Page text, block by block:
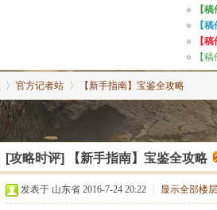
【
【
【
【
官方记者站
›
【新手指南】宝鉴全攻略
[攻略时评] 【新手指南】宝鉴全攻略
发表于 山东省 2016-7-24 20:22 显示全部楼层